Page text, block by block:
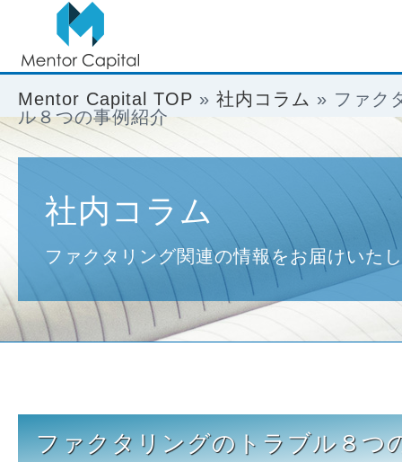
Mentor Capital TOP » 社内コラム » ファク
ル８つの事例紹介
社内コラム
ファクタリング関連の情報をお届けいた
ファクタリングのトラブル８つ